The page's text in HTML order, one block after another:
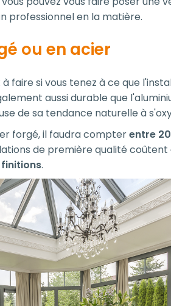
professionnel en la matière.
ou en acier
faire si vous tenez à ce que
aussi durable que
de sa tendance naturelle à
forgé, il faudra compterentre
de première qualité coûtent
finitions.